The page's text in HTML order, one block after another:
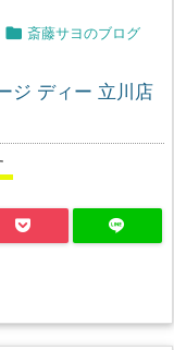
 斎藤サヨのブログ
ジ ディー 立川店